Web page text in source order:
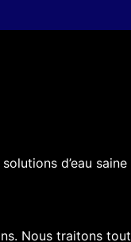
d’eau saine
Nous traitons